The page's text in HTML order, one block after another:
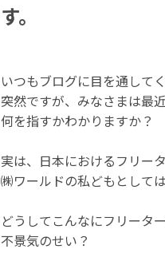
す。
いつもブログに目を通して
突然ですが、みなさまは最
何を指すかわかりますか？
実は、日本におけるフリー
㈱ワールドの私どもとして
どうしてこんなにフリータ
不景気のせい？